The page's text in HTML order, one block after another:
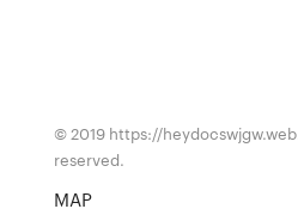
© 2019 https://
reserved.
MAP